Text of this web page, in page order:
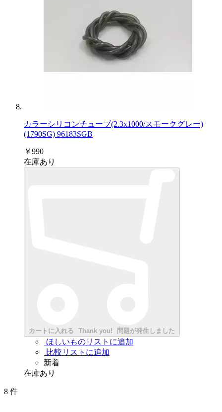
カラーシリコンチューブ(2.3x1000/スモークグレー)
(1790SG) 96183SGB
￥990
在庫あり
カートに入れる Thank you! 問題が発生しました
ほしいものリストに追加
比較リストに追加
新着
在庫あり
8 件